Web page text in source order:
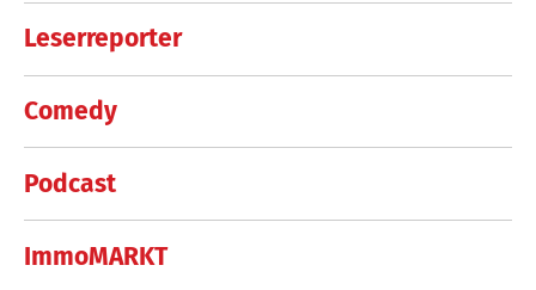
Leserreporter
Comedy
Podcast
ImmoMARKT